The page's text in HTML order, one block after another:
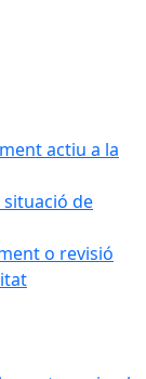
actiu a la
situació de
o revisió